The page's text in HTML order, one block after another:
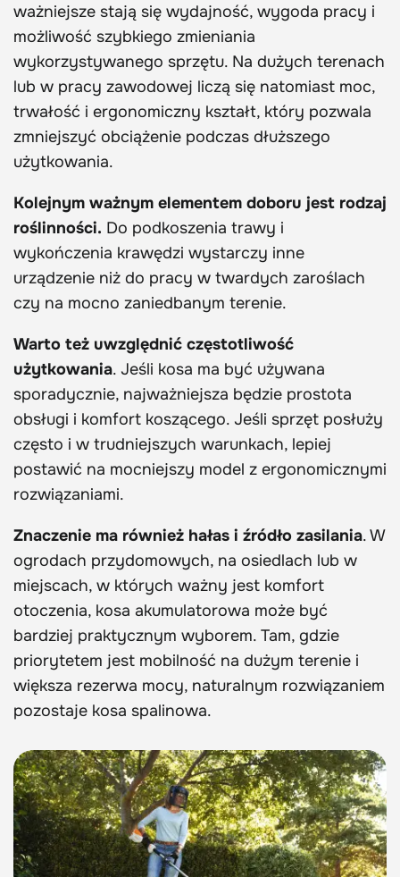
ważniejsze stają się wydajność, wygoda pracy i
możliwość szybkiego zmieniania
wykorzystywanego sprzętu. Na dużych terenach
lub w pracy zawodowej liczą się natomiast moc,
trwałość i ergonomiczny kształt, który pozwala
zmniejszyć obciążenie podczas dłuższego
użytkowania.
Kolejnym ważnym elementem doboru jest rodzaj
roślinności. Do podkoszenia trawy i
wykończenia krawędzi wystarczy inne
urządzenie niż do pracy w twardych zaroślach
czy na mocno zaniedbanym terenie.
Warto też uwzględnić częstotliwość
użytkowania. Jeśli kosa ma być używana
sporadycznie, najważniejsza będzie prostota
obsługi i komfort koszącego. Jeśli sprzęt posłuży
często i w trudniejszych warunkach, lepiej
postawić na mocniejszy model z ergonomicznymi
rozwiązaniami.
Znaczenie ma również hałas i źródło zasilania. W
ogrodach przydomowych, na osiedlach lub w
miejscach, w których ważny jest komfort
otoczenia, kosa akumulatorowa może być
bardziej praktycznym wyborem. Tam, gdzie
priorytetem jest mobilność na dużym terenie i
większa rezerwa mocy, naturalnym rozwiązaniem
pozostaje kosa spalinowa.